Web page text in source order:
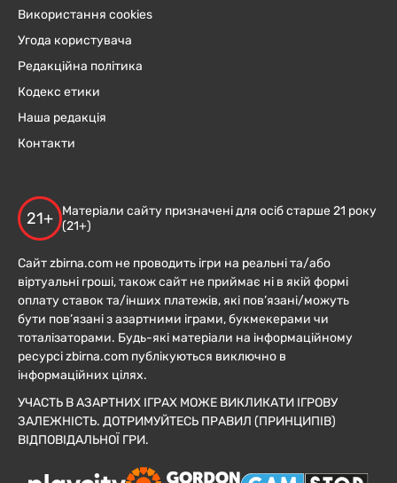
Використання cookies
Угода користувача
Редакційна політика
Кодекс етики
Наша редакція
Контакти
21+
Матеріали сайту призначені для осіб старше 21 року
(21+)
Сайт zbirna.com не проводить ігри на реальні та/або
віртуальні гроші, також сайт не приймає ні в якій формі
оплату ставок та/інших платежів, які пов’язані/можуть
бути пов’язані з азартними іграми, букмекерами чи
тоталізаторами. Будь-які матеріали на інформаційному
ресурсі zbirna.com публікуються виключно в
інформаційних цілях.
УЧАСТЬ В АЗАРТНИХ ІГРАХ МОЖЕ ВИКЛИКАТИ ІГРОВУ
ЗАЛЕЖНІСТЬ. ДОТРИМУЙТЕСЬ ПРАВИЛ (ПРИНЦИПІВ)
ВІДПОВІДАЛЬНОЇ ГРИ.